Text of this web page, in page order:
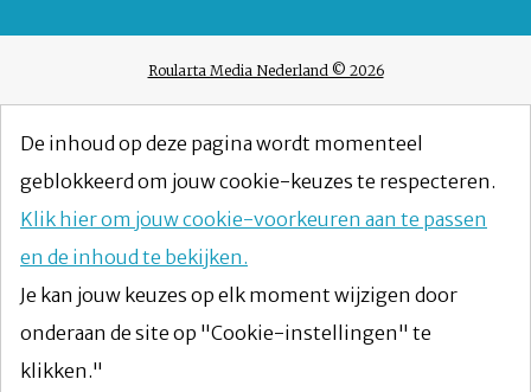
Roularta Media Nederland © 2026
De inhoud op deze pagina wordt momenteel
geblokkeerd om jouw cookie-keuzes te respecteren.
Klik hier om jouw cookie-voorkeuren aan te passen
en de inhoud te bekijken.
Je kan jouw keuzes op elk moment wijzigen door
onderaan de site op "Cookie-instellingen" te
klikken."